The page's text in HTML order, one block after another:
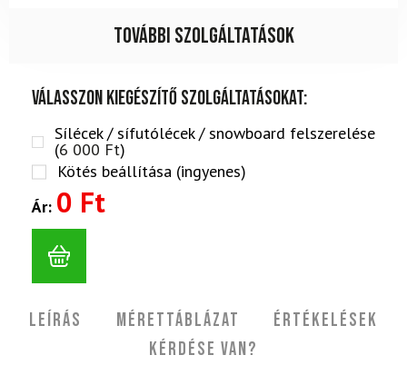
További szolgáltatások
Válasszon kiegészítő szolgáltatásokat:
Sílécek / sífutólécek / snowboard felszerelése
(6 000 Ft)
Kötés beállítása (ingyenes)
Ár: 0 Ft
Leírás Mérettáblázat
Értékelések
Kérdése van?